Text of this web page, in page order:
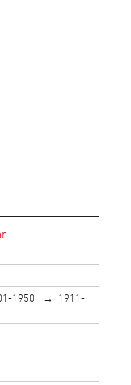
1950
1911-